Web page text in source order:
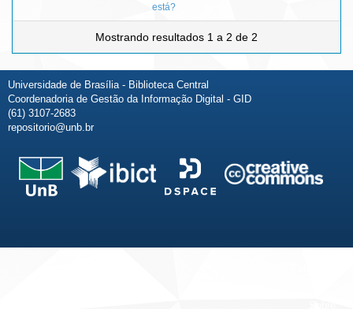
está?
Mostrando resultados 1 a 2 de 2
Universidade de Brasília - Biblioteca Central
Coordenadoria de Gestão da Informação Digital - GID
(61) 3107-2683
repositorio@unb.br